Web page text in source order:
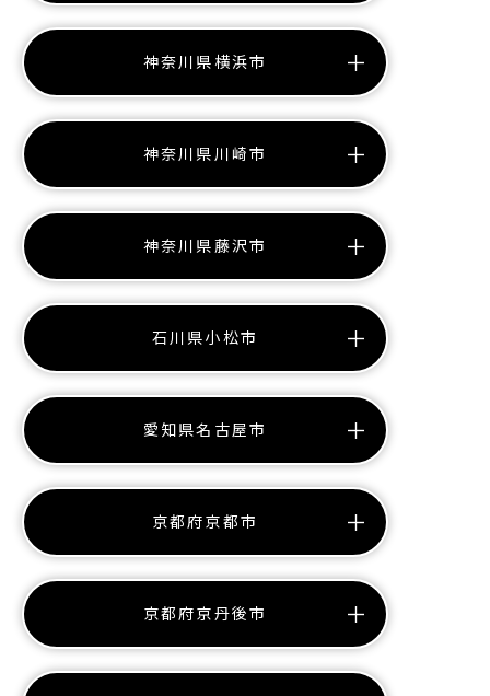
神奈川県横浜市
神奈川県川崎市
神奈川県藤沢市
石川県小松市
愛知県名古屋市
京都府京都市
京都府京丹後市